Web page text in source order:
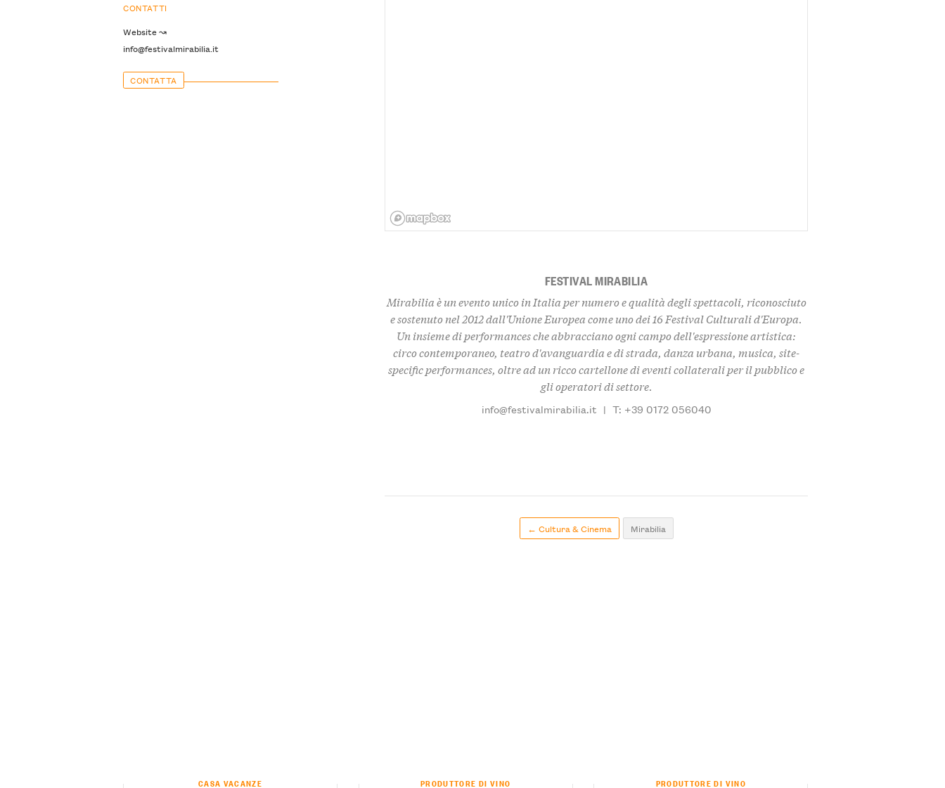
CONTATTI
Website ↝
info@festivalmirabilia.it
CONTATTA
FESTIVAL MIRABILIA
Mirabilia è un evento unico in Italia per numero e qualità degli spettacoli, riconosciuto
e sostenuto nel 2012 dall'Unione Europea come uno dei 16 Festival Culturali d'Europa.
Un insieme di performances che abbracciano ogni campo dell'espressione artistica:
circo contemporaneo, teatro d'avanguardia e di strada, danza urbana, musica, site-
specific performances, oltre ad un ricco cartellone di eventi collaterali per il pubblico e
gli operatori di settore.
info@festivalmirabilia.it | T: +39 0172 056040
← Cultura & Cinema Mirabilia
CASA VACANZE PRODUTTORE DI VINO PRODUTTORE DI VINO